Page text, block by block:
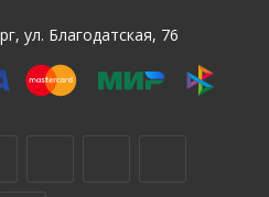
ул. Благодатская, 76